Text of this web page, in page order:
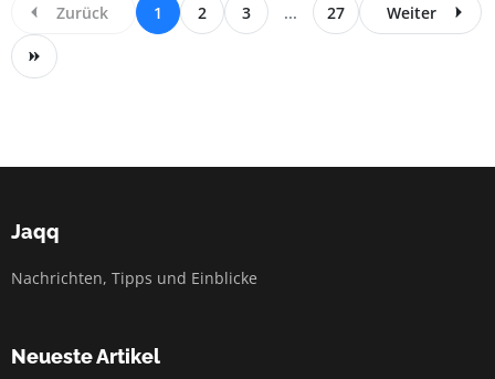
Zurück 1 2 3 ... 27 Weiter
Jaqq
Nachrichten, Tipps und Einblicke
Neueste Artikel